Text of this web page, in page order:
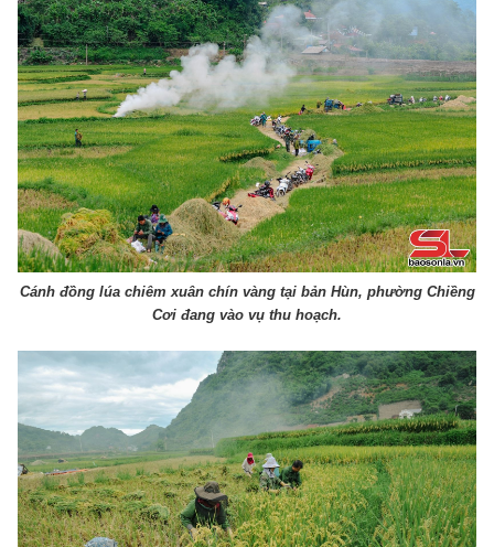
Cánh đồng lúa chiêm xuân chín vàng tại bản Hùn, phường Chiềng
Cơi đang vào vụ thu hoạch.